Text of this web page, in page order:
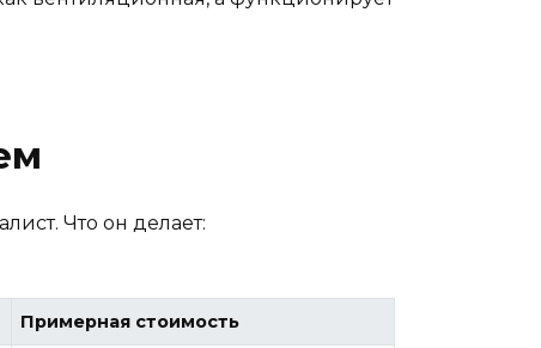
Что он делает:
Примерная стоимость